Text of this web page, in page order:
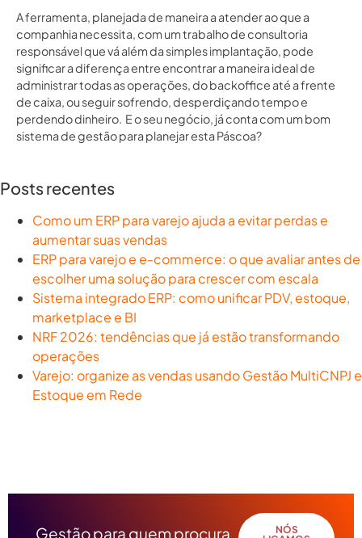
A ferramenta, planejada de maneira a atender ao que a
companhia necessita, com um trabalho de consultoria
responsável que vá além da simples implantação, pode
significar a diferença entre encontrar a maneira ideal de
administrar todas as operações, do backoffice até a frente
de caixa, ou seguir sofrendo, desperdiçando tempo e
perdendo dinheiro. E o seu negócio, já conta com um bom
sistema de gestão para planejar esta Páscoa?
Posts recentes
Como um ERP para varejo ajuda a evitar perdas e
aumentar suas vendas
ERP para varejo e e-commerce: o que avaliar antes de
escolher uma solução para crescer com escala
Sistema integrado ERP: como unificar PDV, estoque,
marketplace e BI
NRF 2026: tendências que já estão transformando
operações
Varejo: organize as vendas usando Gestão MultiCNPJ e
Estoque em Rede
Gestão para quem procura
NÓS